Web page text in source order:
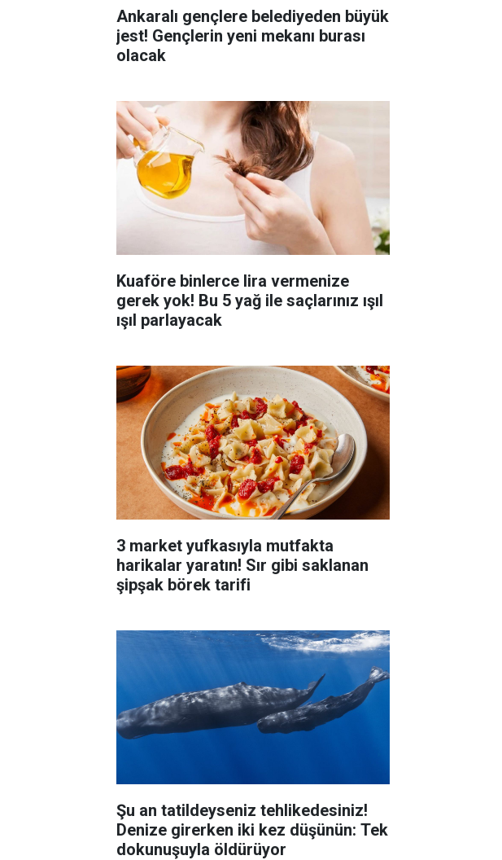
Ankaralı gençlere belediyeden büyük
jest! Gençlerin yeni mekanı burası
olacak
Kuaföre binlerce lira vermenize
gerek yok! Bu 5 yağ ile saçlarınız ışıl
ışıl parlayacak
3 market yufkasıyla mutfakta
harikalar yaratın! Sır gibi saklanan
şipşak börek tarifi
Şu an tatildeyseniz tehlikedesiniz!
Denize girerken iki kez düşünün: Tek
dokunuşuyla öldürüyor